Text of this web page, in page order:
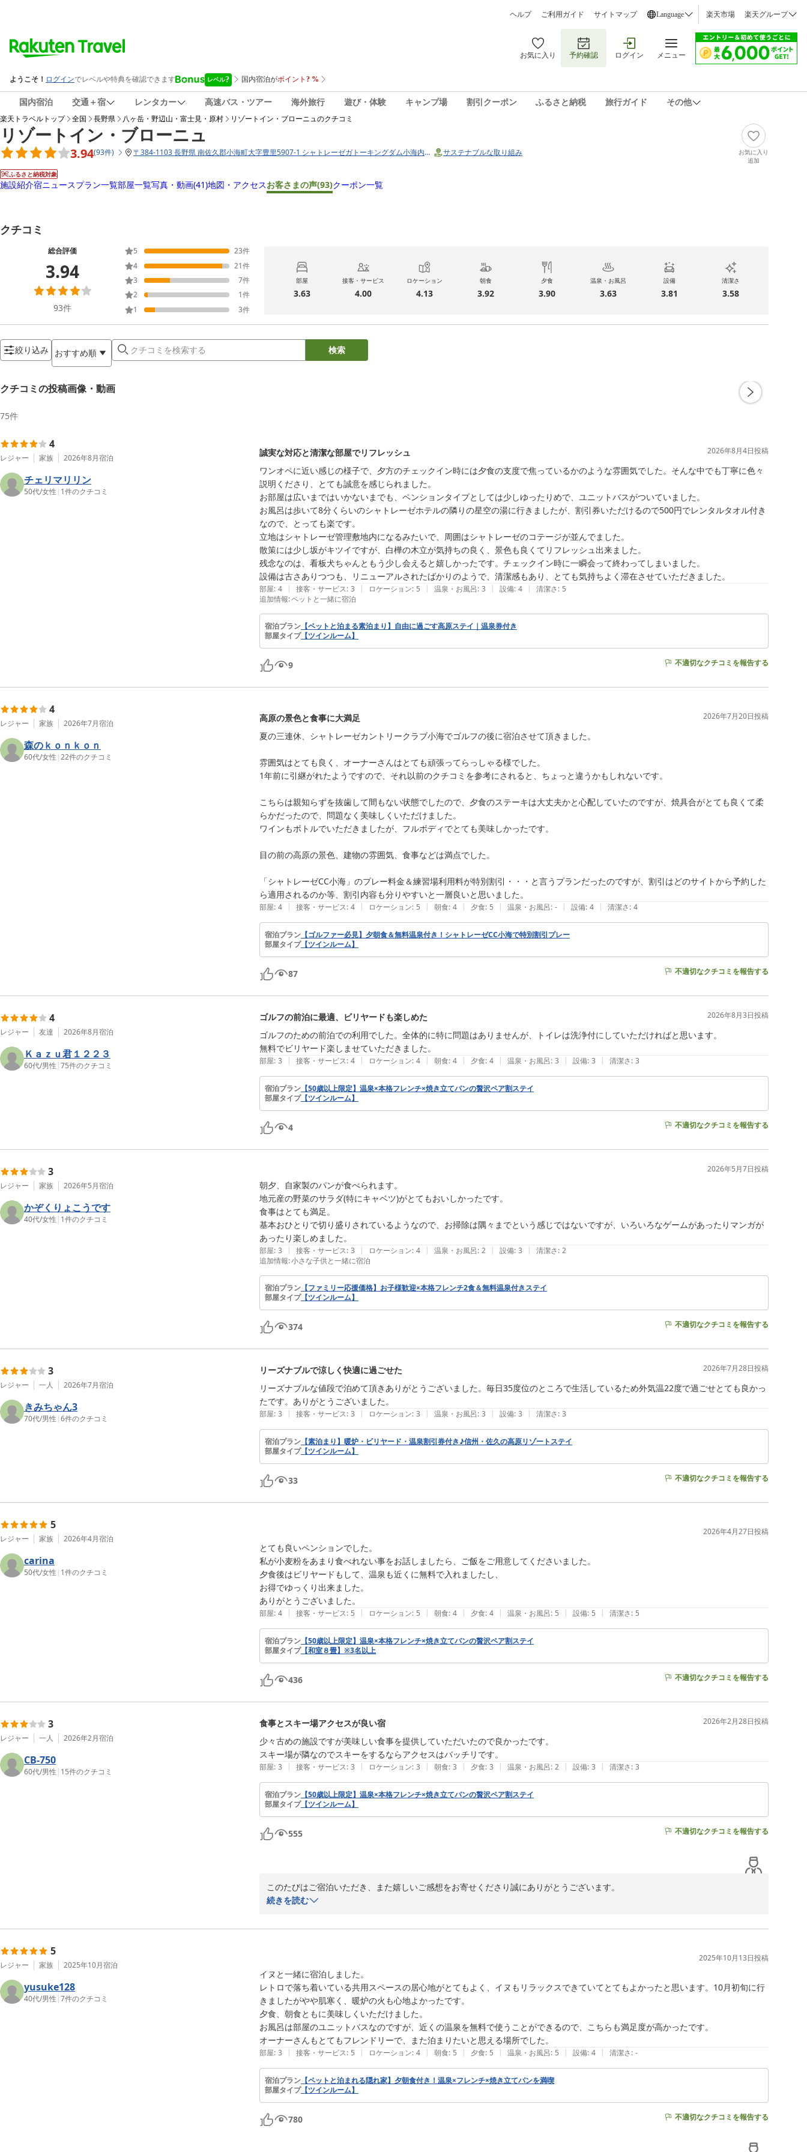
ヘルプ ご利用ガイド サイトマップ Language 楽天市場 楽天グループ
お気に入り 予約確認 ログイン メニュー
国内宿泊 交通＋宿 レンタカー 高速バス・ツアー 海外旅行 遊び・体験 キャンプ場 割引クーポン ふるさと納税 旅行ガイド その他
楽天トラベルトップ 全国 長野県 八ヶ岳・野辺山・富士見・原村 リゾートイン・ブローニュのクチコミ
リゾートイン・ブローニュ
3.94(93件) 〒384-1103 長野県 南佐久郡小海町大字豊里5907-1 シャトレーゼガトーキングダム小海内（小海リエック サステナブルな取り組み
ふるさと納税対象
お気に入り
追加
施設紹介宿ニュースプラン一覧部屋一覧写真・動画(41)地図・アクセスお客さまの声(93)クーポン一覧
クチコミ
総合評価
3.94
93件
5 23件
4
21件
3
7件
2
1件
1
3件
部屋
3.63
接客・サービス
4.00
ロケーション
4.13
朝食
3.92
夕食
3.90
温泉・お風呂
3.63
設備
3.81
清潔さ
3.58
絞り込み おすすめ順 検索
クチコミの投稿画像・動画
75件
4
レジャー 家族 2026年8月宿泊
チェリマリリン
50代/女性 | 1件のクチコミ
誠実な対応と清潔な部屋でリフレッシュ 2026年8月4日投稿
ワンオペに近い感じの様子で、夕方のチェックイン時には夕食の支度で焦っているかのような雰囲気でした。そんな中でも丁寧に色々
説明くださり、とても誠意を感じられました。
お部屋は広いまではいかないまでも、ペンションタイプとしては少しゆったりめで、ユニットバスがついていました。
お風呂は歩いて8分くらいのシャトレーゼホテルの隣りの星空の湯に行きましたが、割引券いただけるので500円でレンタルタオル付き
なので、とっても楽です。
立地はシャトレーゼ管理敷地内になるみたいで、周囲はシャトレーゼのコテージが並んでました。
散策には少し坂がキツイですが、白樺の木立が気持ちの良く、景色も良くてリフレッシュ出来ました。
残念なのは、看板犬ちゃんともう少し会えると嬉しかったです。チェックイン時に一瞬会って終わってしまいました。
設備は古さありつつも、リニューアルされたばかりのようで、清潔感もあり、とても気持ちよく滞在させていただきました。
部屋: 4 | 接客・サービス: 3 | ロケーション: 5 | 温泉・お風呂: 3 | 設備: 4 | 清潔さ: 5
追加情報:ペットと一緒に宿泊
宿泊プラン 【ペットと泊まる素泊まり】自由に過ごす高原ステイ｜温泉券付き
部屋タイプ【ツインルーム】
9 不適切なクチコミを報告する
4
レジャー 家族 2026年7月宿泊
森のｋｏｎｋｏｎ
60代/女性 |22件のクチコミ
高原の景色と食事に大満足 2026年7月20日投稿
夏の三連休、シャトレーゼカントリークラブ小海でゴルフの後に宿泊させて頂きました。
雰囲気はとても良く、オーナーさんはとても頑張ってらっしゃる様でした。
1年前に引継がれたようですので、それ以前のクチコミを参考にされると、ちょっと違うかもしれないです。
こちらは親知らずを抜歯して間もない状態でしたので、夕食のステーキは大丈夫かと心配していたのですが、焼具合がとても良くて柔
らかだったので、問題なく美味しくいただけました。
ワインもボトルでいただきましたが、フルボディでとても美味しかったです。
目の前の高原の景色、建物の雰囲気、食事などは満点でした。
「シャトレーゼCC小海」のプレー料金＆練習場利用料が特別割引・・・と言うプランだったのですが、割引はどのサイトから予約した
ら適用されるのか等、割引内容も分りやすいと一層良いと思いました。
部屋: 4 | 接客・サービス: 4 | ロケーション: 5 | 朝食: 4 | 夕食: 5 | 温泉・お風呂: - | 設備: 4 | 清潔さ: 4
宿泊プラン 【ゴルファー必見】夕朝食＆無料温泉付き！シャトレーゼCC小海で特別割引プレー
部屋タイプ【ツインルーム】
87 不適切なクチコミを報告する
4
レジャー 友達 2026年8月宿泊
Ｋａｚｕ君１２２３
60代/男性 |75件のクチコミ
ゴルフの前泊に最適、ビリヤードも楽しめた 2026年8月3日投稿
ゴルフのための前泊での利用でした。全体的に特に問題はありませんが、トイレは洗浄付にしていただければと思います。
部屋: 3 | 接客・サービス: 4 | ロケーション: 4 | 朝食: 4 | 夕食: 4 | 温泉・お風呂: 3 | 設備: 3 | 清潔さ: 3
宿泊プラン 【50歳以上限定】温泉×本格フレンチ×焼き立てパンの贅沢ペア割ステイ
部屋タイプ【ツインルーム】
4 不適切なクチコミを報告する
3
レジャー 家族 2026年5月宿泊
かぞくりょこうです
40代/女性 | 1件のクチコミ
2026年5月7日投稿
朝夕、自家製のパンが食べられます。
地元産の野菜のサラダ(特にキャベツ)がとてもおいしかったです。
食事はとても満足。
基本おひとりで切り盛りされているようなので、お掃除は隅々までという感じではないですが、いろいろなゲームがあったりマンガが
あったり楽しめました。
部屋: 3 | 接客・サービス: 3 | ロケーション: 4 | 温泉・お風呂: 2 | 設備: 3 | 清潔さ: 2
追加情報:小さな子供と一緒に宿泊
宿泊プラン 【ファミリー応援価格】お子様歓迎×本格フレンチ2食＆無料温泉付きステイ
部屋タイプ【ツインルーム】
374 不適切なクチコミを報告する
3
レジャー 一人 2026年7月宿泊
きみちゃん3
70代/男性 |6件のクチコミ
リーズナブルで涼しく快適に過ごせた 2026年7月28日投稿
リーズナブルな値段で泊めて頂きありがとうございました。毎日35度位のところで生活しているため外気温22度で過ごせとても良かっ
たです。ありがとうございました。
部屋: 3 | 接客・サービス: 3 | ロケーション: 3 | 温泉・お風呂: 3 | 設備: 3 | 清潔さ: 3
宿泊プラン 【素泊まり】暖炉・ビリヤード・温泉割引券付き♪信州・佐久の高原リゾートステイ
部屋タイプ【ツインルーム】
33 不適切なクチコミを報告する
5
レジャー 家族 2026年4月宿泊
carina
50代/女性 | 1件のクチコミ
2026年4月27日投稿
とても良いペンションでした。
私が小麦粉をあまり食べれない事をお話しましたら、ご飯をご用意してくださいました。
夕食後はビリヤードもして、温泉も近くに無料で入れましたし、
お得でゆっくり出来ました。
ありがとうございました。
部屋: 4 | 接客・サービス: 5 | ロケーション: 5 | 朝食: 4 | 夕食: 4 | 温泉・お風呂: 5 | 設備: 5 | 清潔さ: 5
宿泊プラン 【50歳以上限定】温泉×本格フレンチ×焼き立てパンの贅沢ペア割ステイ
部屋タイプ【和室８畳】※3名以上
436 不適切なクチコミを報告する
3
レジャー 一人 2026年2月宿泊
CB-750
60代/男性 | 15件のクチコミ
食事とスキー場アクセスが良い宿 2026年2月28日投稿
少々古めの施設ですが美味しい食事を提供していただいたので良かったです。
スキー場が隣なのでスキーをするならアクセスはバッチリです。
部屋: 3 | 接客・サービス: 3 | ロケーション: 3 | 朝食: 3 | 夕食: 3 | 温泉・お風呂: 2 | 設備: 3 | 清潔さ: 3
宿泊プラン 【50歳以上限定】温泉×本格フレンチ×焼き立てパンの贅沢ペア割ステイ
部屋タイプ【ツインルーム】
555 不適切なクチコミを報告する
このたびはご宿泊いただき、また嬉しいご感想をお寄せくださり誠にありがとうございます。
とのお言葉をいただけて大変嬉しく存じます。
スキー場へのアクセスの良さも、当館の大きな魅力のひとつです。スキーを満喫されるご滞在のお役に立てたのであれば何よりで
ぜひまたスキーシーズンに、そして季節を変えてもお越しくださいませ。
またのご来館を心よりお待ちしております。
リゾートイン・ブローニュ
2026-03-03
続きを読む
5
レジャー 家族 2025年10月宿泊
yusuke128
40代/男性 |7件のクチコミ
2025年10月13日投稿
イヌと一緒に宿泊しました。
レトロで落ち着いている共用スペースの居心地がとてもよく、イヌもリラックスできていてとてもよかったと思います。10月初旬に行
きましたがやや肌寒く、暖炉の火も心地よかったです。
夕食、朝食ともに美味しくいただけました。
お風呂は部屋のユニットバスなのですが、近くの温泉を無料で使うことができるので、こちらも満足度が高かったです。
オーナーさんもとてもフレンドリーで、また泊まりたいと思える場所でした。
部屋: 3 | 接客・サービス: 5 | ロケーション: 4 | 朝食: 5 | 夕食: 5 | 温泉・お風呂: 5 | 設備: 4 | 清潔さ: -
宿泊プラン 【ペットと泊まれる隠れ家】夕朝食付き！温泉×フレンチ×焼き立てパンを満喫
部屋タイプ【ツインルーム】
780 不適切なクチコミを報告する